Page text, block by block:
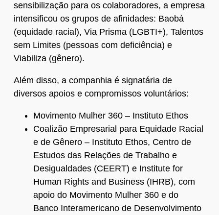
sensibilização para os colaboradores, a empresa
intensificou os grupos de afinidades: Baobá
(equidade racial), Via Prisma (LGBTI+), Talentos
sem Limites (pessoas com deficiência) e
Viabiliza (gênero).
Além disso, a companhia é signatária de
diversos apoios e compromissos voluntários:
Movimento Mulher 360 – Instituto Ethos
Coalizão Empresarial para Equidade Racial
e de Gênero – Instituto Ethos, Centro de
Estudos das Relações de Trabalho e
Desigualdades (CEERT) e Institute for
Human Rights and Business (IHRB), com
apoio do Movimento Mulher 360 e do
Banco Interamericano de Desenvolvimento